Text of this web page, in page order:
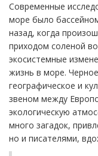
Современные
море было
назад, когда
приходом соленой
экосистемные
жизнь в море.
географическое и
звеном между
экологическую
много загадок,
но и писателями,